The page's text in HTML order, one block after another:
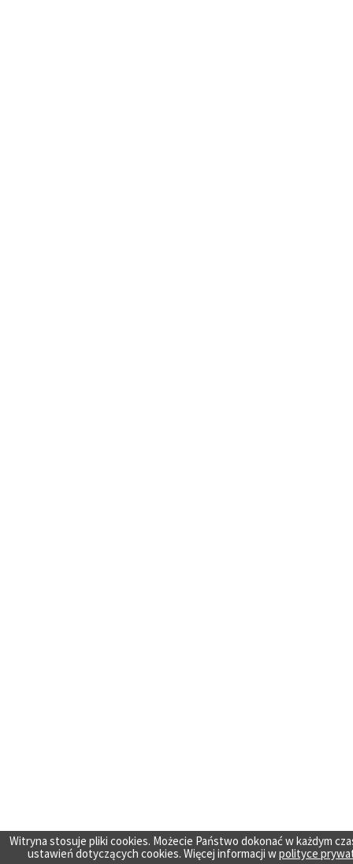
Witryna stosuje pliki cookies. Możecie Państwo dokonać w każdym
ustawień dotyczących cookies. Więcej informacji wpolityce